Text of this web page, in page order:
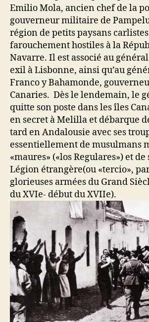
Emilio Mola, ancien chef de la
gouverneur militaire de
région de petits paysans
farouchement hostiles à la
Navarre. Il est associé au
exil à Lisbonne, ainsi qu’au
Franco y Bahamonde,
Canaries. Dès le lendemain, le
quitte son poste dans les îles
en secret à Melilla et débarque
tard en Andalousie avec ses
essentiellement de musulmans
«maures» («los Regulares») et
Légion étrangère(ou «tercio»,
glorieuses armées du Grand
du XVIe- début du XVIIe).